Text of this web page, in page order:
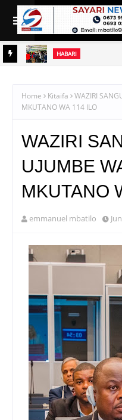
HABARI
Home Kitaifa
WAZIRI
MKUTANO WA 114 ILO
WAZIRI
UJUMBE
MKUTANO
emmanuel mbatilo